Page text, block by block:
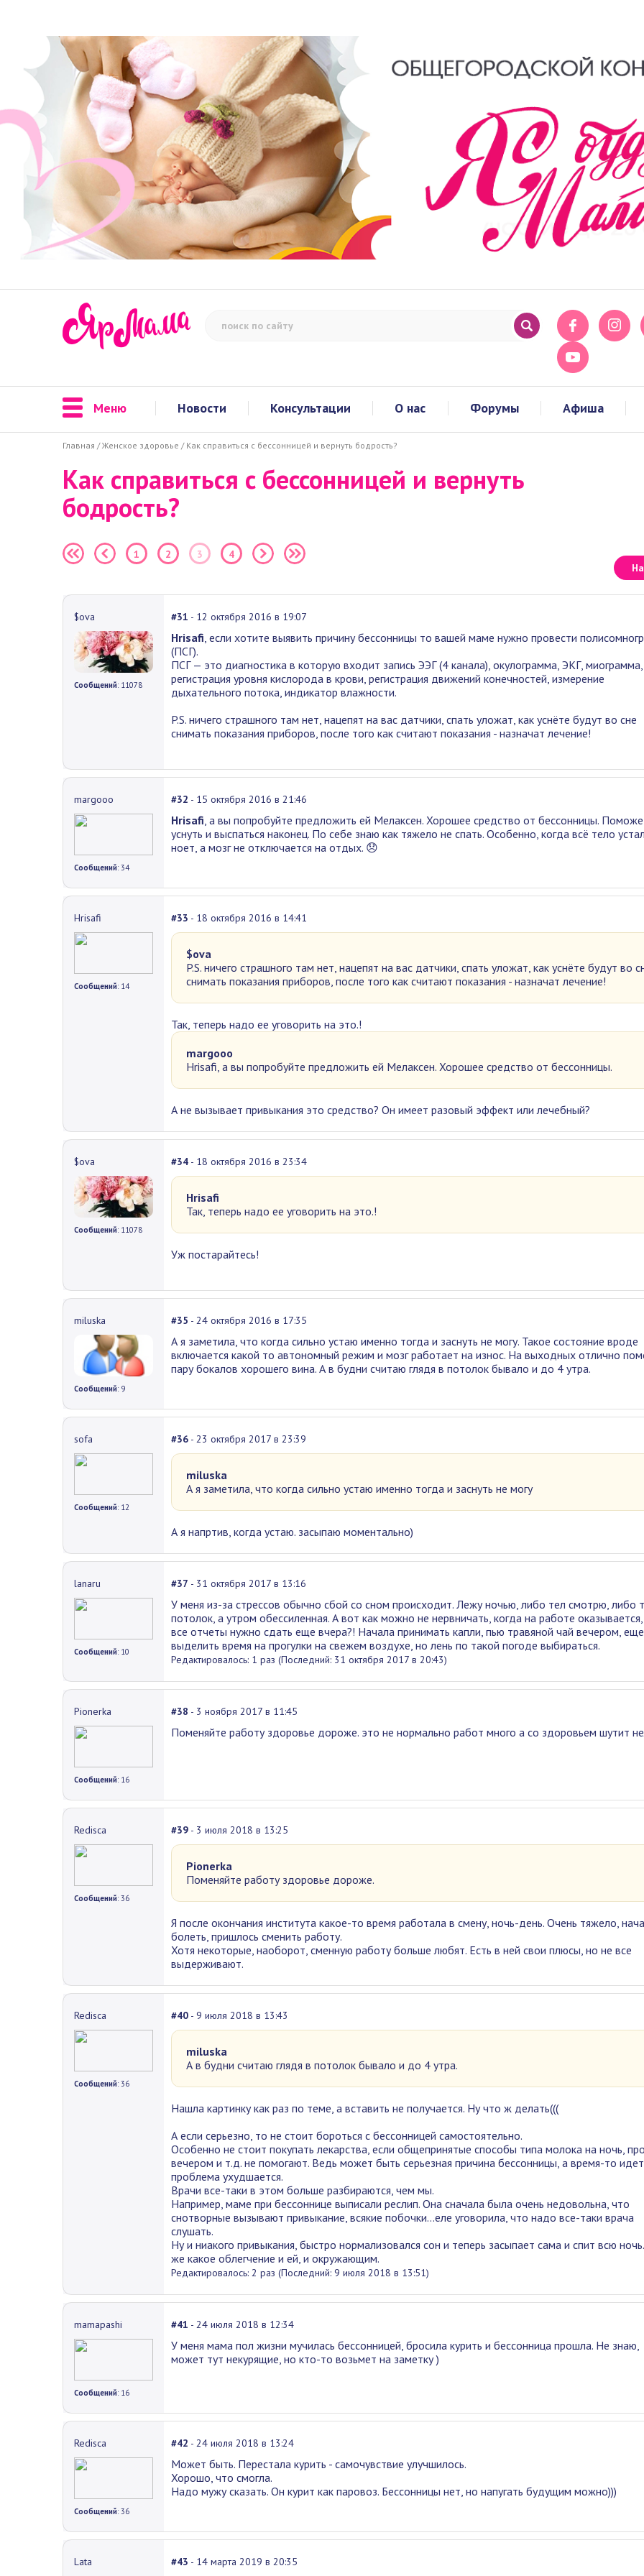
Меню Новости Консультации О нас Форумы Афиша
Главная /Женское здоровье / Как справиться с бессонницей и вернуть бодрость?
Как справиться с бессонницей и вернуть
бодрость?
1 2 3 4
$ova
Сообщений: 11078
#31 - 12 октября 2016 в 19:07
Hrisafi , если хотите выявить причину бессонницы то вашей маме нужно провести
(ПСГ).
ПСГ — это диагностика в которую входит запись ЭЭГ (4 канала), окулограмма, ЭКГ, миограмма,
регистрация уровня кислорода в крови, регистрация движений конечностей, измерение
дыхательного потока, индикатор влажности.
P.S. ничего страшного там нет, нацепят на вас датчики, спать уложат, как уснёте будут во сне
снимать показания приборов, после того как считают показания - назначат лечение!
margooo
Сообщений: 34
#32 - 15 октября 2016 в 21:46
Hrisafi , a вы попробуйте предложить ей Мелаксен. Хорошее средство от бессонницы.
уснуть и выспаться наконец. По себе знаю как тяжело не спать. Особенно, когда всё тело
ноет, а мозг не отключается на отдых. 😞
Hrisafi
Сообщений: 14
#33 - 18 октября 2016 в 14:41
$ova
P.S. ничего страшного там нет, нацепят на вас датчики, спать уложат, как уснёте будут во
снимать показания приборов, после того как считают показания - назначат лечение!
Так, теперь надо ее уговорить на это.!
margooo
Hrisafi, a вы попробуйте предложить ей Мелаксен. Хорошее средство от бессонницы.
А не вызывает привыкания это средство? Он имеет разовый эффект или лечебный?
$ova
Сообщений: 11078
#34 - 18 октября 2016 в 23:34
Hrisafi
Так, теперь надо ее уговорить на это.!
Уж постарайтесь!
miluska
Сообщений: 9
#35 - 24 октября 2016 в 17:35
А я заметила, что когда сильно устаю именно тогда и заснуть не могу. Такое состояние вроде
включается какой то автономный режим и мозг работает на износ. На выходных отлично
пару бокалов хорошего вина. А в будни считаю глядя в потолок бывало и до 4 утра.
sofa
Сообщений: 12
#36 - 23 октября 2017 в 23:39
miluska
А я заметила, что когда сильно устаю именно тогда и заснуть не могу
А я напртив, когда устаю. засыпаю моментально)
lanaru
Сообщений: 10
#37 - 31 октября 2017 в 13:16
У меня из-за стрессов обычно сбой со сном происходит. Лежу ночью, либо тел смотрю, либо
потолок, а утром обессиленная. А вот как можно не нервничать, когда на работе
все отчеты нужно сдать еще вчера?! Начала принимать капли, пью травяной чай вечером,
выделить время на прогулки на свежем воздухе, но лень по такой погоде выбираться.
Редактировалось: 1 раз (Последний: 31 октября 2017 в 20:43)
Pionerka
Сообщений: 16
#38 - 3 ноября 2017 в 11:45
Поменяйте работу здоровье дороже. это не нормально работ много а со здоровьем шутит
Redisca
Сообщений: 36
#39 - 3 июля 2018 в 13:25
Pionerka
Поменяйте работу здоровье дороже.
Я после окончания института какое-то время работала в смену, ночь-день. Очень тяжело,
болеть, пришлось сменить работу.
Хотя некоторые, наоборот, сменную работу больше любят. Есть в ней свои плюсы, но не все
выдерживают.
Redisca
Сообщений: 36
#40 - 9 июля 2018 в 13:43
miluska
А в будни считаю глядя в потолок бывало и до 4 утра.
Нашла картинку как раз по теме, а вставить не получается. Ну что ж делать(((
А если серьезно, то не стоит бороться с бессонницей самостоятельно.
Особенно не стоит покупать лекарства, если общепринятые способы типа молока на ночь,
вечером и т.д. не помогают. Ведь может быть серьезная причина бессонницы, а время-то
проблема ухудшается.
Врачи все-таки в этом больше разбираются, чем мы.
Например, маме при бессоннице выписали реслип. Она сначала была очень недовольна, что
снотворные вызывают привыкание, всякие побочки...еле уговорила, что надо все-таки врача
слушать.
Ну и ниакого привыкания, быстро нормализовался сон и теперь засыпает сама и спит всю
же какое облегчение и ей, и окружающим.
Редактировалось: 2 раз (Последний: 9 июля 2018 в 13:51)
mamapashi
Сообщений: 16
#41 - 24 июля 2018 в 12:34
У меня мама пол жизни мучилась бессонницей, бросила курить и бессонница прошла. Не знаю,
может тут некурящие, но кто-то возьмет на заметку )
Redisca
Сообщений: 36
#42 - 24 июля 2018 в 13:24
Может быть. Перестала курить - самочувствие улучшилось.
Хорошо, что смогла.
Надо мужу сказать. Он курит как паровоз. Бессонницы нет, но напугать будущим можно)))
Lata #43 - 14 марта 2019 в 20:35